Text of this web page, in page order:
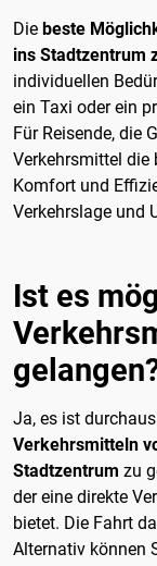
Die beste
ins Stadtzentrum
individuellen
ein Taxi oder ein
Für Reisende, die
Verkehrsmittel die
Komfort und
Verkehrslage und
Ist es
Ja, es ist
Verkehrsmitteln
Stadtzentrum zu
der eine direkte
bietet. Die Fahrt
Alternativ können